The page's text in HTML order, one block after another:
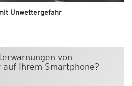
Unwettergefahr
von
Ihrem Smartphone?